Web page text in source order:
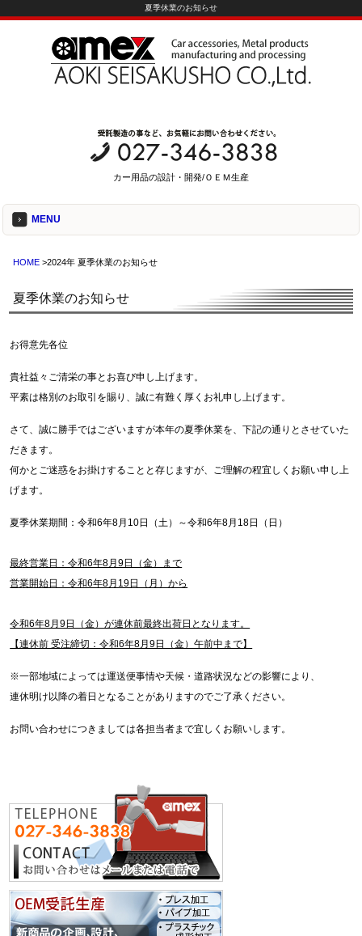
夏季休業のお知らせ
カー用品の設計・開発/ＯＥＭ生産
MENU
HOME >2024年 夏季休業のお知らせ
夏季休業のお知らせ
お得意先各位
貴社益々ご清栄の事とお喜び申し上げます。
平素は格別のお取引を賜り、誠に有難く厚くお礼申し上げます。
さて、誠に勝手ではございますが本年の夏季休業を、下記の通りとさせていた
だきます。
何かとご迷惑をお掛けすることと存じますが、ご理解の程宜しくお願い申し上
げます。
夏季休業期間：令和6年8月10日（土）～令和6年8月18日（日）
最終営業日：令和6年8月9日（金）まで
営業開始日：令和6年8月19日（月）から
令和6年8月9日（金）が連休前最終出荷日となります。
【連休前 受注締切：令和6年8月9日（金）午前中まで】
※一部地域によっては運送便事情や天候・道路状況などの影響により、
連休明け以降の着日となることがありますのでご了承ください。
お問い合わせにつきましては各担当者まで宜しくお願いします。